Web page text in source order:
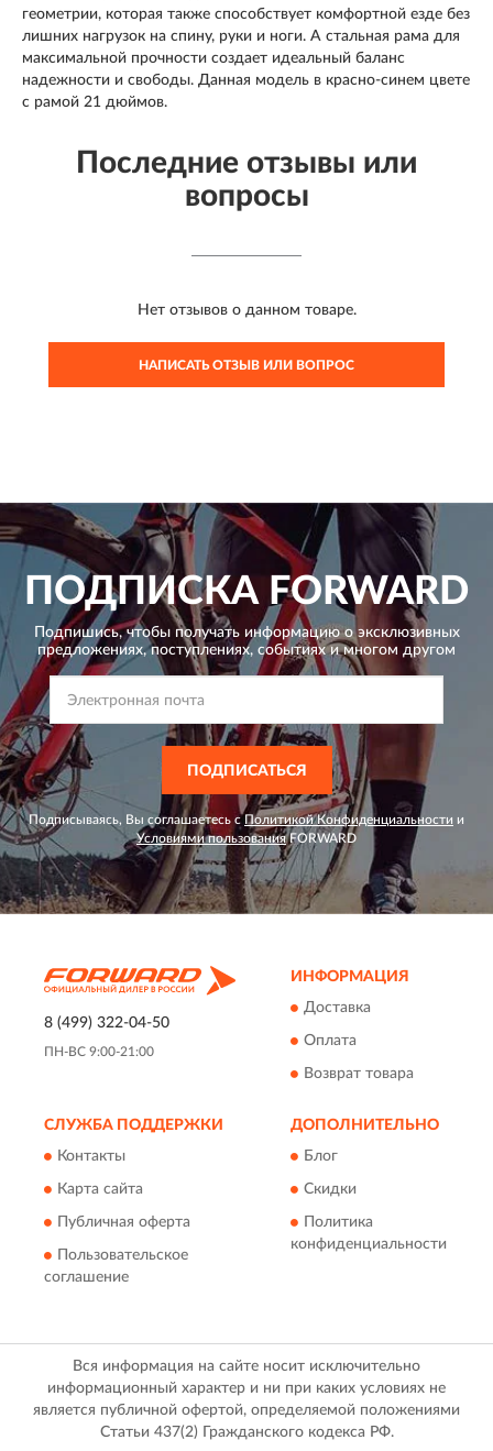
геометрии, которая также способствует комфортной езде без
лишних нагрузок на спину, руки и ноги. А стальная рама для
максимальной прочности создает идеальный баланс
надежности и свободы. Данная модель в красно-синем цвете
с рамой 21 дюймов.
Последние отзывы или
вопросы
Нет отзывов о данном товаре.
НАПИСАТЬ ОТЗЫВ ИЛИ ВОПРОС
ПОДПИСКА FORWARD
Подпишись, чтобы получать информацию о эксклюзивных
предложениях,поступлениях, событиях и многом другом
ПОДПИСАТЬСЯ
Подписываясь, Вы соглашаетесь сПолитикой Конфиденциальности и
Условиями пользованияFORWARD
8 (499) 322-04-50
ПН-ВС 9:00-21:00
ИНФОРМАЦИЯ
Доставка
Оплата
Возврат товара
СЛУЖБА ПОДДЕРЖКИ
Контакты
Карта сайта
Публичная оферта
Пользовательское
соглашение
ДОПОЛНИТЕЛЬНО
Блог
Скидки
Политика
конфиденциальности
Вся информация на сайте носит исключительно
информационный характер и ни при каких условиях не
является публичной офертой, определяемой положениями
Статьи 437(2) Гражданского кодекса РФ.